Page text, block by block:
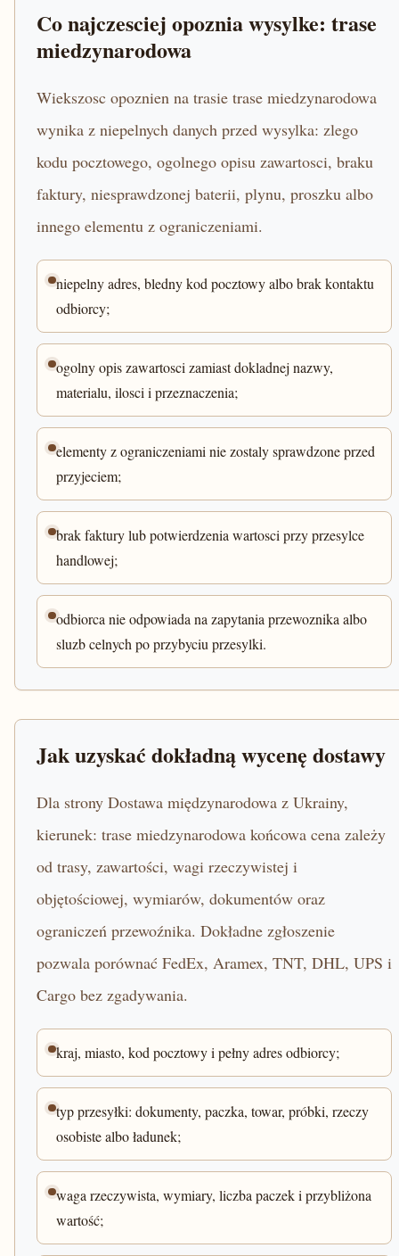
Co najczesciej opoznia wysylke: trase
miedzynarodowa
Wiekszosc opoznien na trasie trase miedzynarodowa
wynika z niepelnych danych przed wysylka: zlego
kodu pocztowego, ogolnego opisu zawartosci, braku
faktury, niesprawdzonej baterii, plynu, proszku albo
innego elementu z ograniczeniami.
niepelny adres, bledny kod pocztowy albo brak kontaktu
odbiorcy;
ogolny opis zawartosci zamiast dokladnej nazwy,
materialu, ilosci i przeznaczenia;
elementy z ograniczeniami nie zostaly sprawdzone przed
przyjeciem;
brak faktury lub potwierdzenia wartosci przy przesylce
handlowej;
odbiorca nie odpowiada na zapytania przewoznika albo
sluzb celnych po przybyciu przesylki.
Jak uzyskać dokładną wycenę dostawy
Dla strony Dostawa międzynarodowa z Ukrainy,
kierunek: trase miedzynarodowa końcowa cena zależy
od trasy, zawartości, wagi rzeczywistej i
objętościowej, wymiarów, dokumentów oraz
ograniczeń przewoźnika. Dokładne zgłoszenie
pozwala porównać FedEx, Aramex, TNT, DHL, UPS i
Cargo bez zgadywania.
kraj, miasto, kod pocztowy i pełny adres odbiorcy;
typ przesyłki: dokumenty, paczka, towar, próbki, rzeczy
osobiste albo ładunek;
waga rzeczywista, wymiary, liczba paczek i przybliżona
wartość;